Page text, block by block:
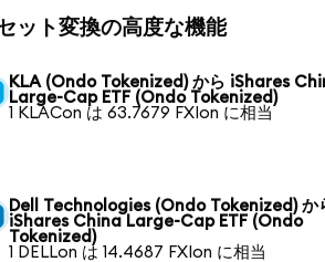
ット変換の高度な機能
KLA (Ondo Tokenized) から iShares
Large-Cap ETF (Ondo Tokenized)
1 KLACon は 63.7679 FXIon に相当
Dell Technologies (Ondo Tokenized) か
iShares China Large-Cap ETF (Ondo
Tokenized)
1 DELLon は 14.4687 FXIon に相当